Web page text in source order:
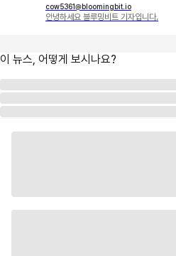
cow5361@bloomingbit.io
안녕하세요 블루밍비트 기자입니다.
이 뉴스, 어떻게 보시나요?